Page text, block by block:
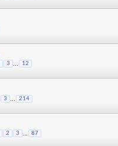
3 12
3 214
2 3 87